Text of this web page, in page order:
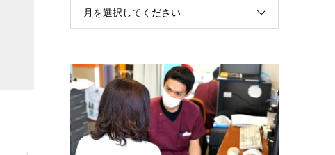
月を選択してください